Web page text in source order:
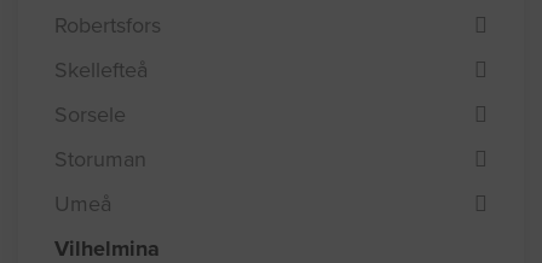
Robertsfors
Skellefteå
Sorsele
Storuman
Umeå
Vilhelmina